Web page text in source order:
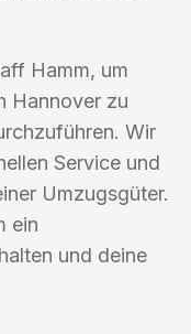
Hamm, um
Hannover zu
Wir
Service und
Umzugsgüter.
ein
und deine